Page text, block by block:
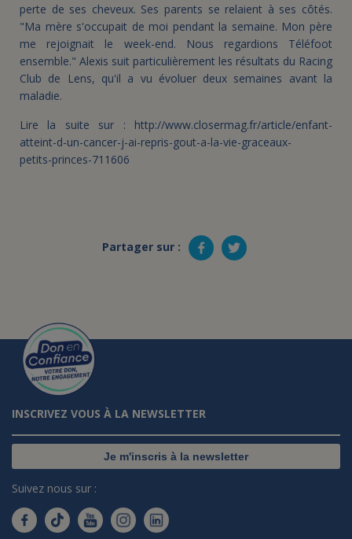
perte de ses cheveux. Ses parents se relaient à ses côtés.
"Ma mère s'occupait de moi pendant la semaine. Mon père
me rejoignait le week-end. Nous regardions Téléfoot
ensemble." Alexis suit particulièrement les résultats du Racing
Club de Lens, qu'il a vu évoluer deux semaines avant la
maladie.
Lire la suite sur : http://www.closermag.fr/article/enfant-
atteint-d-un-cancer-j-ai-repris-gout-a-la-vie-graceaux-
petits-princes-711606
Partager sur :
INSCRIVEZ VOUS À LA NEWSLETTER
Je m'inscris à la newsletter
Suivez nous sur :